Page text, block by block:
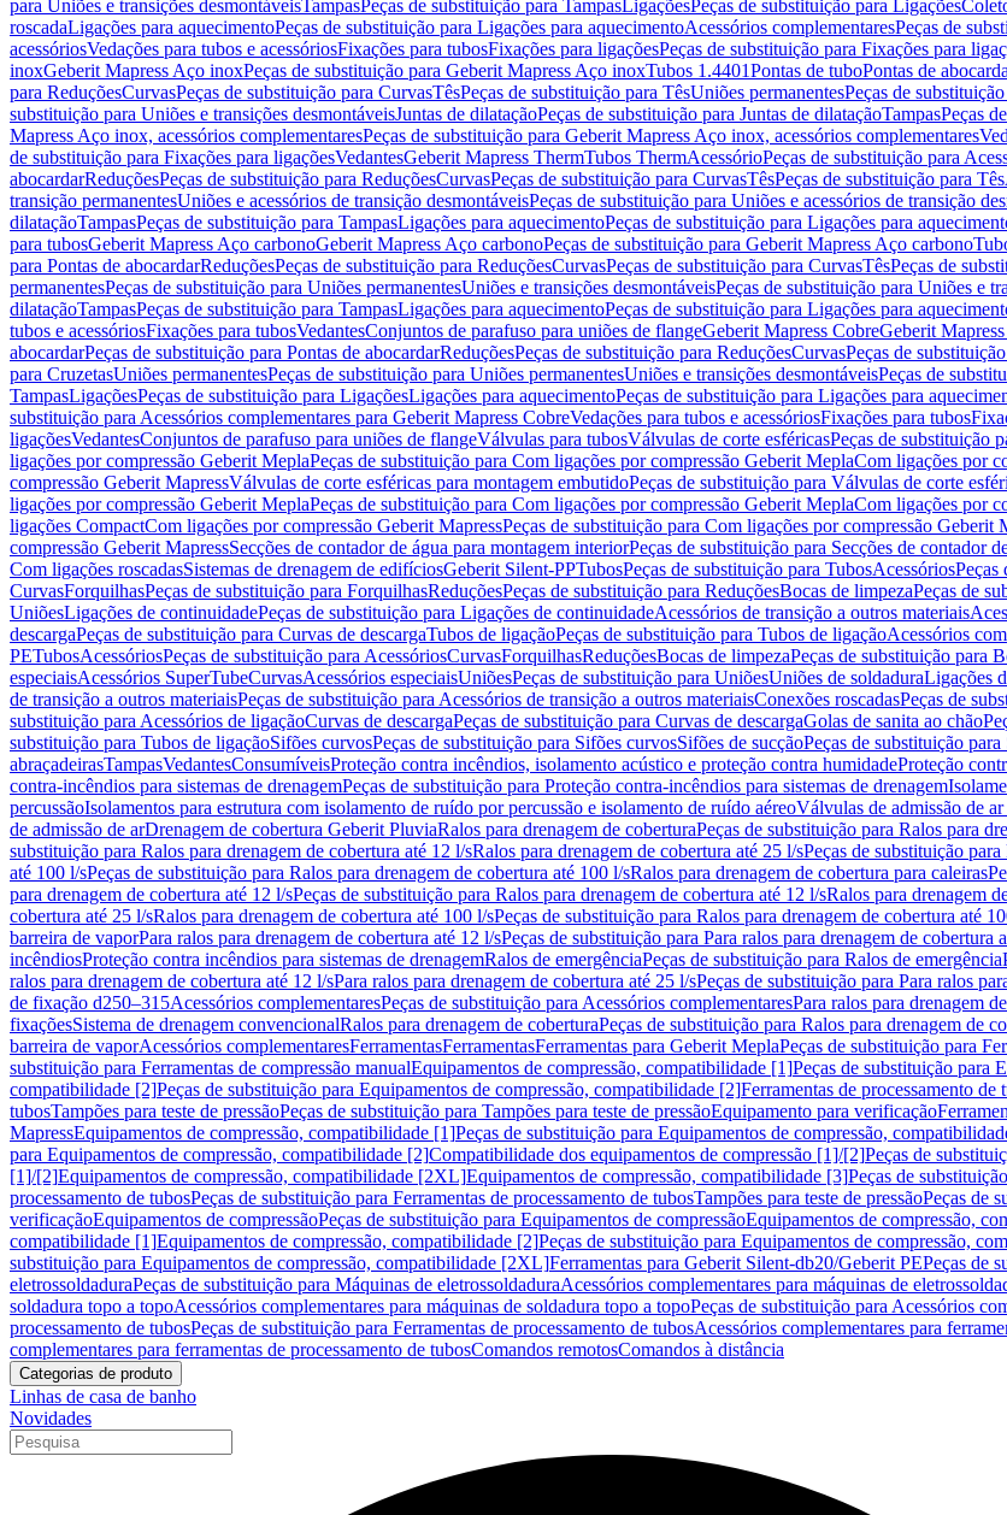
para Uniões e transições desmontáveisTampasPeças de substituição para TampasLigaçõesPeças de substituição para Ligações
roscadaLigações para aquecimentoPeças de substituição para Ligações para aquecimentoAcessórios complementaresPeças de
acessóriosVedações para tubos e acessóriosFixações para tubosFixações para ligaçõesPeças de substituição para Fixações para
inoxGeberit Mapress Aço inoxPeças de substituição para Geberit Mapress Aço inoxTubos 1.4401Pontas de tuboPontas de
para ReduçõesCurvasPeças de substituição para CurvasTêsPeças de substituição para TêsUniões permanentesPeças de
substituição para Uniões e transições desmontáveisJuntas de dilataçãoPeças de substituição para Juntas de dilataçãoTampasPeças
Mapress Aço inox, acessórios complementaresPeças de substituição para Geberit Mapress Aço inox, acessórios complementares
de substituição para Fixações para ligaçõesVedantesGeberit Mapress ThermTubos ThermAcessórioPeças de substituição para
abocardarReduçõesPeças de substituição para ReduçõesCurvasPeças de substituição para CurvasTêsPeças de substituição para Tês
transição permanentesUniões e acessórios de transição desmontáveisPeças de substituição para Uniões e acessórios de transição
dilataçãoTampasPeças de substituição para TampasLigações para aquecimentoPeças de substituição para Ligações para
para tubosGeberit Mapress Aço carbonoGeberit Mapress Aço carbonoPeças de substituição para Geberit Mapress Aço carbono
para Pontas de abocardarReduçõesPeças de substituição para ReduçõesCurvasPeças de substituição para CurvasTêsPeças de
permanentesPeças de substituição para Uniões permanentesUniões e transições desmontáveisPeças de substituição para Uniões e
dilataçãoTampasPeças de substituição para TampasLigações para aquecimentoPeças de substituição para Ligações para
tubos e acessóriosFixações para tubosVedantesConjuntos de parafuso para uniões de flangeGeberit Mapress CobreGeberit
abocardarPeças de substituição para Pontas de abocardarReduçõesPeças de substituição para ReduçõesCurvasPeças de
para CruzetasUniões permanentesPeças de substituição para Uniões permanentesUniões e transições desmontáveisPeças de
TampasLigaçõesPeças de substituição para LigaçõesLigações para aquecimentoPeças de substituição para Ligações para
substituição para Acessórios complementares para Geberit Mapress CobreVedações para tubos e acessóriosFixações para tubos
ligaçõesVedantesConjuntos de parafuso para uniões de flangeVálvulas para tubosVálvulas de corte esféricasPeças de substituição
ligações por compressão Geberit MeplaPeças de substituição para Com ligações por compressão Geberit MeplaCom ligações por
compressão Geberit MapressVálvulas de corte esféricas para montagem embutidoPeças de substituição para Válvulas de corte
ligações por compressão Geberit MeplaPeças de substituição para Com ligações por compressão Geberit MeplaCom ligações por
ligações CompactCom ligações por compressão Geberit MapressPeças de substituição para Com ligações por compressão Geberit
compressão Geberit MapressSecções de contador de água para montagem interiorPeças de substituição para Secções de contador
Com ligações roscadasSistemas de drenagem de edifíciosGeberit Silent-PPTubosPeças de substituição para TubosAcessóriosPeças
CurvasForquilhasPeças de substituição para ForquilhasReduçõesPeças de substituição para ReduçõesBocas de limpezaPeças de
UniõesLigações de continuidadePeças de substituição para Ligações de continuidadeAcessórios de transição a outros materiais
descargaPeças de substituição para Curvas de descargaTubos de ligaçãoPeças de substituição para Tubos de ligaçãoAcessórios
PETubosAcessóriosPeças de substituição para AcessóriosCurvasForquilhasReduçõesBocas de limpezaPeças de substituição para
especiaisAcessórios SuperTubeCurvasAcessórios especiaisUniõesPeças de substituição para UniõesUniões de soldaduraLigações
de transição a outros materiaisPeças de substituição para Acessórios de transição a outros materiaisConexões roscadasPeças de
substituição para Acessórios de ligaçãoCurvas de descargaPeças de substituição para Curvas de descargaGolas de sanita ao chão
substituição para Tubos de ligaçãoSifões curvosPeças de substituição para Sifões curvosSifões de sucçãoPeças de substituição
abraçadeirasTampasVedantesConsumíveisProteção contra incêndios, isolamento acústico e proteção contra humidadeProteção
contra-incêndios para sistemas de drenagemPeças de substituição para Proteção contra-incêndios para sistemas de drenagem
percussãoIsolamentos para estrutura com isolamento de ruído por percussão e isolamento de ruído aéreoVálvulas de admissão de
de admissão de arDrenagem de cobertura Geberit PluviaRalos para drenagem de coberturaPeças de substituição para Ralos para
substituição para Ralos para drenagem de cobertura até 12 l/sRalos para drenagem de cobertura até 25 l/sPeças de substituição
até 100 l/sPeças de substituição para Ralos para drenagem de cobertura até 100 l/sRalos para drenagem de cobertura para caleiras
para drenagem de cobertura até 12 l/sPeças de substituição para Ralos para drenagem de cobertura até 12 l/sRalos para drenagem
cobertura até 25 l/sRalos para drenagem de cobertura até 100 l/sPeças de substituição para Ralos para drenagem de cobertura até
barreira de vaporPara ralos para drenagem de cobertura até 12 l/sPeças de substituição para Para ralos para drenagem de cobertura
incêndiosProteção contra incêndios para sistemas de drenagemRalos de emergênciaPeças de substituição para Ralos de emergência
ralos para drenagem de cobertura até 12 l/sPara ralos para drenagem de cobertura até 25 l/sPeças de substituição para Para ralos
de fixação d250–315Acessórios complementaresPeças de substituição para Acessórios complementaresPara ralos para drenagem
fixaçõesSistema de drenagem convencionalRalos para drenagem de coberturaPeças de substituição para Ralos para drenagem de
barreira de vaporAcessórios complementaresFerramentasFerramentasFerramentas para Geberit MeplaPeças de substituição para
substituição para Ferramentas de compressão manualEquipamentos de compressão, compatibilidade [1]Peças de substituição para
compatibilidade [2]Peças de substituição para Equipamentos de compressão, compatibilidade [2]Ferramentas de processamento de
tubosTampões para teste de pressãoPeças de substituição para Tampões para teste de pressãoEquipamento para verificação
MapressEquipamentos de compressão, compatibilidade [1]Peças de substituição para Equipamentos de compressão,
para Equipamentos de compressão, compatibilidade [2]Compatibilidade dos equipamentos de compressão [1]/[2]Peças de
[1]/[2]Equipamentos de compressão, compatibilidade [2XL]Equipamentos de compressão, compatibilidade [3]Peças de
processamento de tubosPeças de substituição para Ferramentas de processamento de tubosTampões para teste de pressãoPeças de
verificaçãoEquipamentos de compressãoPeças de substituição para Equipamentos de compressãoEquipamentos de compressão,
compatibilidade [1]Equipamentos de compressão, compatibilidade [2]Peças de substituição para Equipamentos de compressão,
substituição para Equipamentos de compressão, compatibilidade [2XL]Ferramentas para Geberit Silent-db20/Geberit PEPeças de
eletrossoldaduraPeças de substituição para Máquinas de eletrossoldaduraAcessórios complementares para máquinas de
soldadura topo a topoAcessórios complementares para máquinas de soldadura topo a topoPeças de substituição para Acessórios
processamento de tubosPeças de substituição para Ferramentas de processamento de tubosAcessórios complementares para
complementares para ferramentas de processamento de tubosComandos remotosComandos à distância
Categorias de produto
Linhas de casa de banho
Novidades